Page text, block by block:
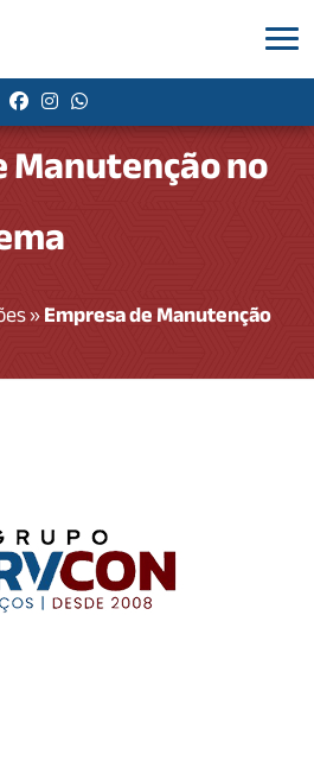
Manutenção no
»Empresa de Manutenção